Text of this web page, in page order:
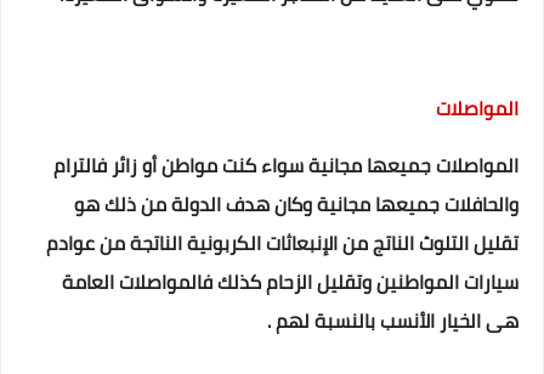
المواصلات
المواصلات جميعها مجانية سواء كنت مواطن أو زائر فالترام
والحافلات جميعها مجانية وكان هدف الدولة من ذلك هو
تقليل التلوث الناتج من الإنبعاثات الكربونية الناتجة من عوادم
سيارات المواطنين وتقليل الزحام كذلك فالمواصلات العامة
هى الخيار الأنسب بالنسبة لهم .